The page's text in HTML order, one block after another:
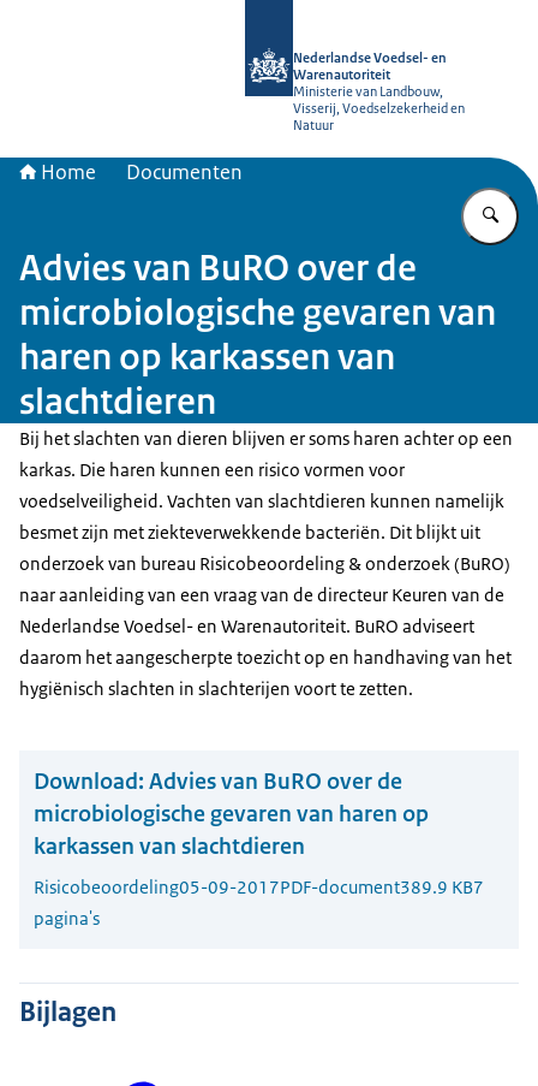
Nederlandse Voedsel- en
Warenautoriteit
Ministerie van Landbouw,
Visserij, Voedselzekerheid en
Natuur
Home Documenten
Advies van BuRO over de
microbiologische gevaren van
haren op karkassen van
slachtdieren
Bij het slachten van dieren blijven er soms haren achter op een
karkas. Die haren kunnen een risico vormen voor
voedselveiligheid. Vachten van slachtdieren kunnen namelijk
besmet zijn met ziekteverwekkende bacteriën. Dit blijkt uit
onderzoek van bureau Risicobeoordeling & onderzoek (BuRO)
naar aanleiding van een vraag van de directeur Keuren van de
Nederlandse Voedsel- en Warenautoriteit. BuRO adviseert
daarom het aangescherpte toezicht op en handhaving van het
hygiënisch slachten in slachterijen voort te zetten.
Download: Advies van BuRO over de
microbiologische gevaren van haren op
karkassen van slachtdieren
Risicobeoordeling05-09-2017PDF-document389.9 KB7
pagina's
Bijlagen